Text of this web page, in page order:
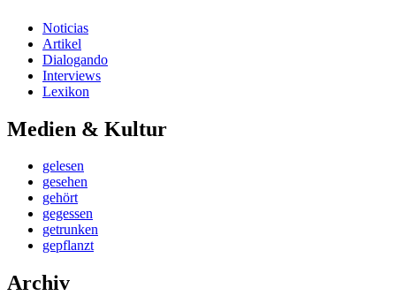
Noticias
Artikel
Dialogando
Interviews
Lexikon
Medien & Kultur
gelesen
gesehen
gehört
gegessen
getrunken
gepflanzt
Archiv